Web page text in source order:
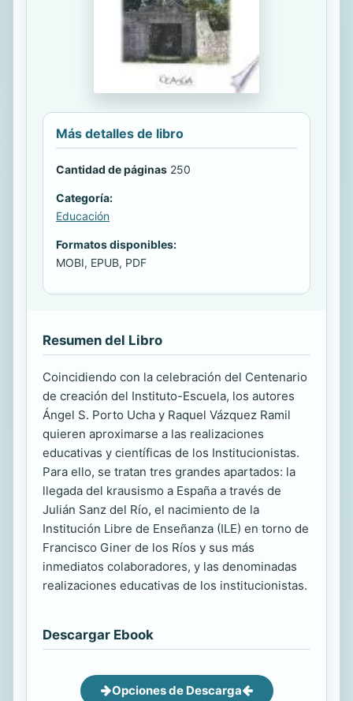
Más detalles de libro
Cantidad de páginas 250
Categoría:
Educación
Formatos disponibles:
MOBI, EPUB, PDF
Resumen del Libro
Coincidiendo con la celebración del Centenario
de creación del Instituto-Escuela, los autores
Ángel S. Porto Ucha y Raquel Vázquez Ramil
quieren aproximarse a las realizaciones
educativas y científicas de los Institucionistas.
Para ello, se tratan tres grandes apartados: la
llegada del krausismo a España a través de
Julián Sanz del Río, el nacimiento de la
Institución Libre de Enseñanza (ILE) en torno de
Francisco Giner de los Ríos y sus más
inmediatos colaboradores, y las denominadas
realizaciones educativas de los institucionistas.
Descargar Ebook
Opciones de Descarga